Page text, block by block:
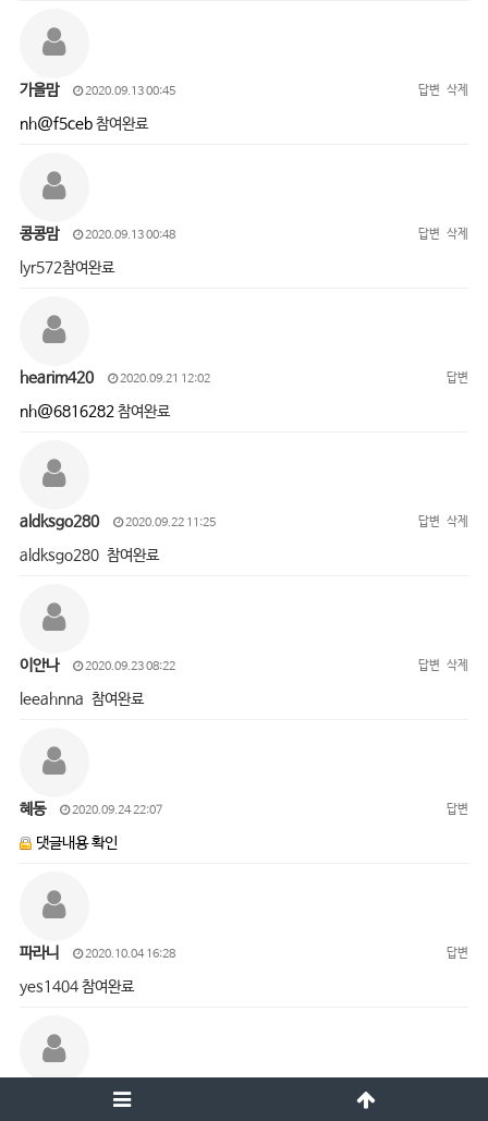
가을맘 2020.09.13 00:45 답변 삭제
nh@f5ceb참여완료
콩콩맘 2020.09.13 00:48 답변 삭제
lyr572참여완료
hearim420 2020.09.21 12:02 답변
nh@6816282참여완료
aldksgo280 2020.09.22 11:25 답변 삭제
aldksgo280 참여완료
이안나 2020.09.23 08:22 답변 삭제
leeahnna 참여완료
혜동 2020.09.24 22:07 답변
댓글내용 확인
파라니 2020.10.04 16:28 답변
yes1404 참여완료
2020.10.05 15:01